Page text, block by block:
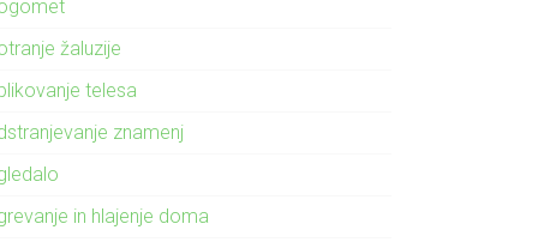
žaluzije
telesa
znamenj
in hlajenje doma